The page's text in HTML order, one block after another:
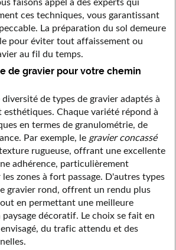
ces techniques, vous garantissant
La préparation du sol demeure
pour éviter tout affaissement ou
au fil du temps.
de gravier pour votre chemin
de types de gravier adaptés à
Chaque variété répond à
en termes de granulométrie, de
Par exemple, le gravier concassé
rugueuse, offrant une excellente
adhérence, particulièrement
zones à fort passage. D'autres types
gravier rond, offrent un rendu plus
en permettant une meilleure
décoratif. Le choix se fait en
du trafic attendu et des